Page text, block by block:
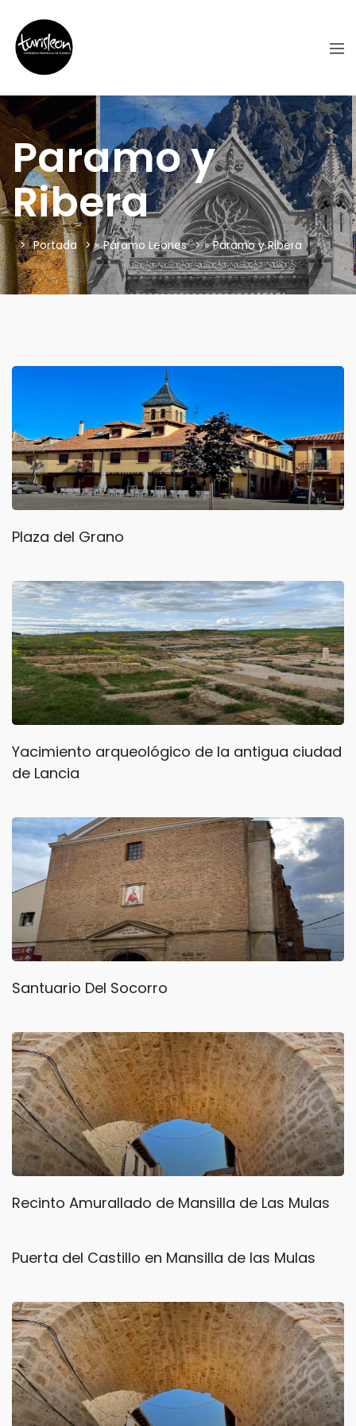
Paramo y
Ribera
Portada » Páramo Leones » Paramo y Ribera
Plaza del Grano
Yacimiento arqueológico de la antigua ciudad
de Lancia
Santuario Del Socorro
Recinto Amurallado de Mansilla de Las Mulas
Puerta del Castillo en Mansilla de las Mulas